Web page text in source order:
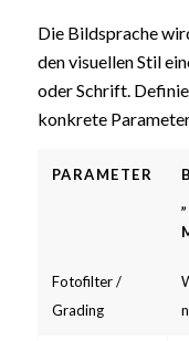
Die Bildsprache
den visuellen Stil
oder Schrift.
konkrete
PARAMETER
Fotofilter /
Grading